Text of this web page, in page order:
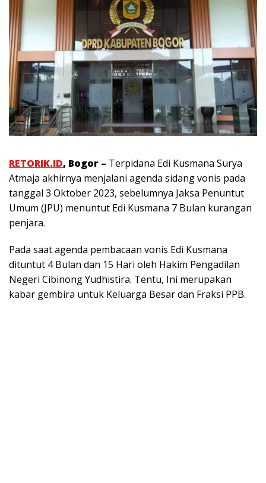
RETORIK.ID, Bogor – Terpidana Edi Kusmana Surya
Atmaja akhirnya menjalani agenda sidang vonis pada
tanggal 3 Oktober 2023, sebelumnya Jaksa Penuntut
Umum (JPU) menuntut Edi Kusmana 7 Bulan kurangan
penjara.
Pada saat agenda pembacaan vonis Edi Kusmana
dituntut 4 Bulan dan 15 Hari oleh Hakim Pengadilan
Negeri Cibinong Yudhistira. Tentu, Ini merupakan
kabar gembira untuk Keluarga Besar dan Fraksi PPB.